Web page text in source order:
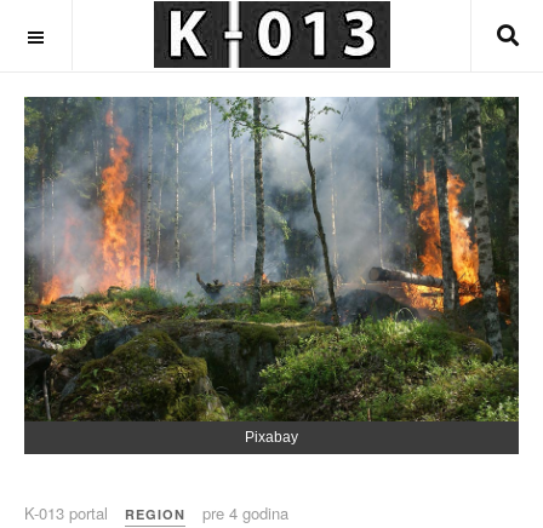
Pixabay
K-013 portal REGION pre 4 godina